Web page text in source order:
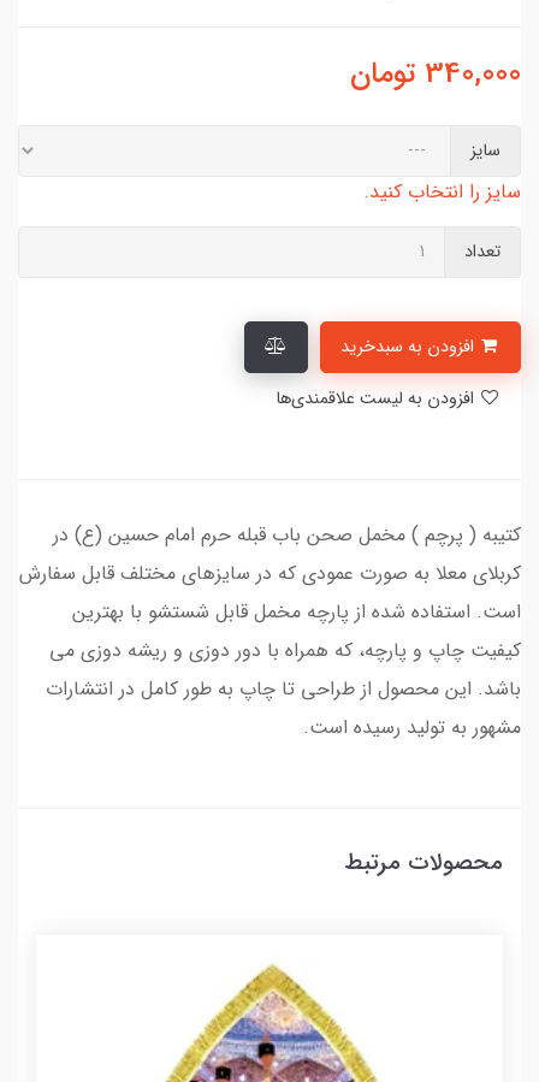
340,000 تومان
سایز
سایز را انتخاب کنید.
تعداد
کتیبه ( پرچم ) مخمل صحن باب قبله حرم امام حسین (ع) در
کربلای معلا به صورت عمودی که در سایزهای مختلف قابل سفارش
است. استفاده شده از پارچه مخمل قابل شستشو با بهترین
کیفیت چاپ و پارچه، که همراه با دور دوزی و ریشه دوزی می
باشد. این محصول از طراحی تا چاپ به طور کامل در انتشارات
مشهور به تولید رسیده است.
محصولات مرتبط